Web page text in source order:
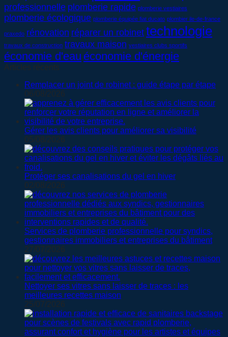
professionnelle plomberie rapide plomberie vestiaires
plomberie écologique plomberie équipée fiat ducato plombier ile-de-france
praxedo rénovation réparer un robinet technologie
travaux de construction travaux maison vestiaires clubs sportifs
économie d'eau économie d'énergie
Articles récents
Remplacer un joint de robinet : guide étape par étape
06/08/2026
Gérer les avis clients pour améliorer sa visibilité
05/08/2026
Protéger ses canalisations du gel en hiver
02/08/2026
Services de plomberie professionnelle pour syndics,
gestionnaires immobiliers et entreprises du bâtiment
27/07/2026
Nettoyer ses vitres sans laisser de traces : les
meilleures recettes maison
25/07/2026